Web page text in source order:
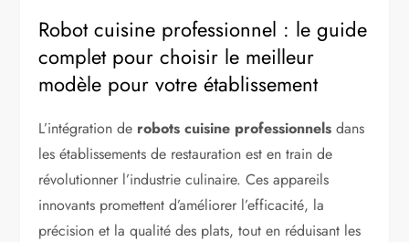
Robot cuisine professionnel : le guide
complet pour choisir le meilleur
modèle pour votre établissement
L’intégration de robots cuisine professionnels dans
les établissements de restauration est en train de
révolutionner l’industrie culinaire. Ces appareils
innovants promettent d’améliorer l’efficacité, la
précision et la qualité des plats, tout en réduisant les